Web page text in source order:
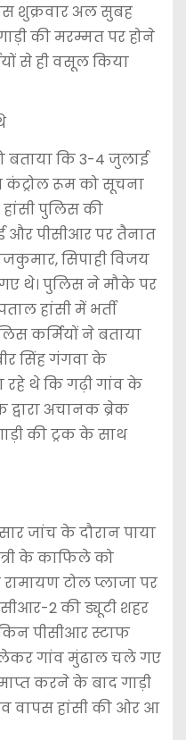
शुक्रवार अल सुबह
की मरम्मत पर होने
से ही वसूल किया
बताया कि 3-4 जुलाई
कंट्रोल रूम को सूचना
पुलिस की
और पीसीआर पर तैनात
सिपाही विजय
थे। पुलिस ने मौके पर
हांसी में भर्ती
कर्मियों ने बताया
सिंह गंगवा के
थे कि गढ़ी गांव के
अचानक ब्रेक
की ट्रक के साथ
जांच के दौरान पाया
के काफिले को
टोल प्लाजा पर
2 की ड्यूटी शहर
पीसीआर स्टाफ
लेकर गांव मुंढाल चले गए
करने के बाद गाड़ी
वापस हांसी की ओर आ